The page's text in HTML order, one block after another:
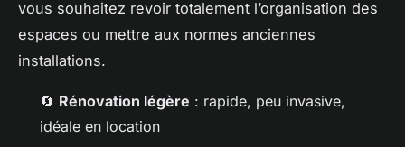
vous souhaitez revoir totalement l’organisation des
espaces ou mettre aux normes anciennes
installations.
🔄 Rénovation légère : rapide, peu invasive,
idéale en location